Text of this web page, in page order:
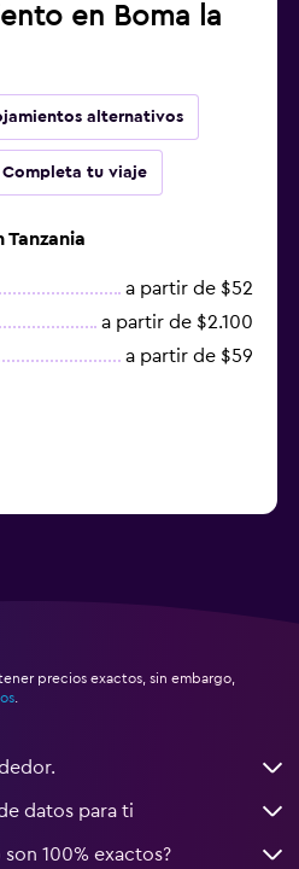
en Boma la
alternativos
Completa tu viaje
a partir de $52
a partir de $2.100
a partir de $59
precios exactos, sin embargo,
datos para ti
100% exactos?